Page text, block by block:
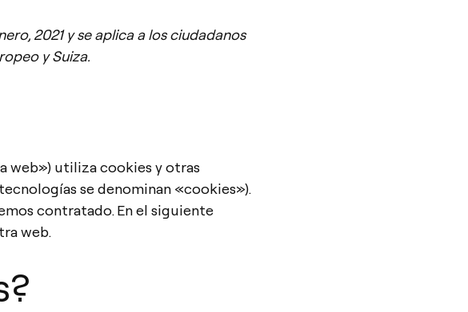
2021 y se aplica a los ciudadanos
y Suiza.
web») utiliza cookies y otras
se denominan «cookies»).
contratado. En el siguiente
web.